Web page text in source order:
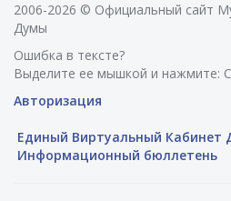
2006-2026 © Официальный сайт
Думы
Ошибка в тексте?
Выделите ее мышкой и нажмите:
Авторизация
Единый Виртуальный Кабинет
Информационный бюллетень